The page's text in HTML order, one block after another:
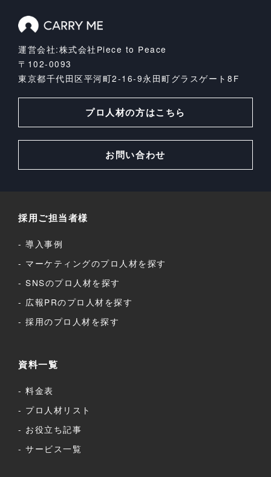
運営会社:株式会社Piece to Peace
〒102-0093
東京都千代田区平河町2-16-9永田町グラスゲート8F
プロ人材の方はこちら
お問い合わせ
採用ご担当者様
導入事例
マーケティングのプロ人材を探す
SNSのプロ人材を探す
広報PRのプロ人材を探す
採用のプロ人材を探す
資料一覧
料金表
プロ人材リスト
お役立ち記事
サービス一覧